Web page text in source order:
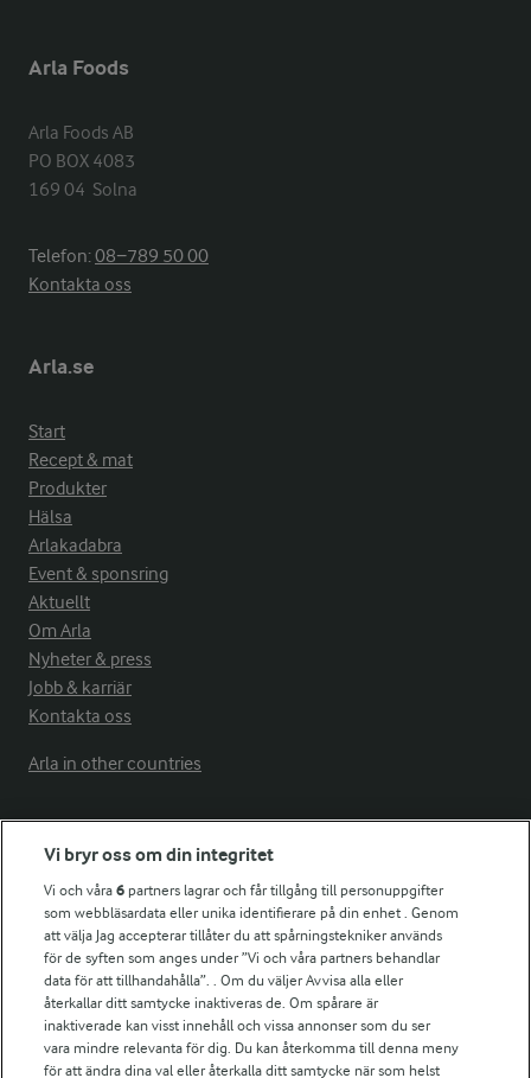
Arla Foods
Arla Foods AB
PO BOX 4083
169 04  Solna
Telefon:08−789 50 00
Kontakta oss
Arla.se
Start
Recept & mat
Produkter
Hälsa
Arlakadabra
Event & sponsring
Aktuellt
Om Arla
Nyheter & press
Jobb & karriär
Kontakta oss
Arla in other countries
Fler Arlasajter
För ägare
Arlas kundportal
Arla.com
Falbygdens Ost
Arla webbshop
Bildbank
Vi bryr oss om din integritet
Vi och våra6 partners lagrar och får tillgång till personuppgifter
som webbläsardata eller unika identifierare på din enhet . Genom
att välja Jag accepterar tillåter du att spårningstekniker används
för de syften som anges under ”Vi och våra partners behandlar
data för att tillhandahålla”. . Om du väljer Avvisa alla eller
återkallar ditt samtycke inaktiveras de. Om spårare är
inaktiverade kan visst innehåll och vissa annonser som du ser
vara mindre relevanta för dig. Du kan återkomma till denna meny
för att ändra dina val eller återkalla ditt samtycke när som helst